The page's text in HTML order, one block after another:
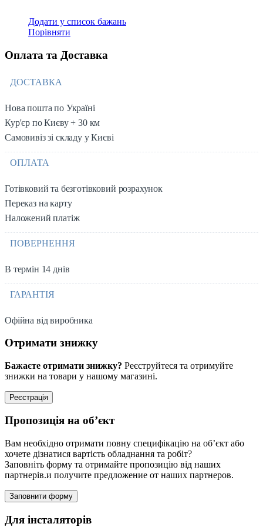
Додати у список бажань
Порівняти
Оплата та Доставка
ДОСТАВКА
Нова пошта по Україні
Кур'єр по Києву + 30 км
Самовивіз зі складу у Києві
ОПЛАТА
Готівковий та безготівковий розрахунок
Переказ на карту
Наложений платіж
ПОВЕРНЕННЯ
В термін 14 днів
ГАРАНТІЯ
Офійна від виробника
Отримати знижку
Бажаєте отримати знижку? Реєструйтеся та отримуйте
знижки на товари у нашому магазині.
Реєстрація
Пропозиція на об’єкт
Вам необхідно отримати повну специфікацію на об’єкт або
хочете дізнатися вартість обладнання та робіт?
Заповніть форму та отримайте пропозицію від наших
партнерів.и получите предложение от наших партнеров.
Заповнити форму
Для інсталяторів